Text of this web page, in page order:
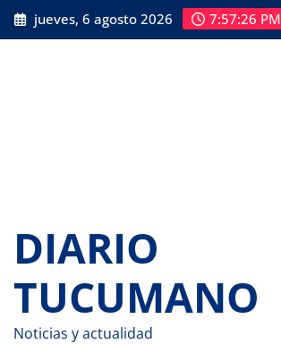
Saltar
al
jueves, 6 agosto 2026 7:57:27 PM
DIARIO
TUCUMANO
Noticias y actualidad